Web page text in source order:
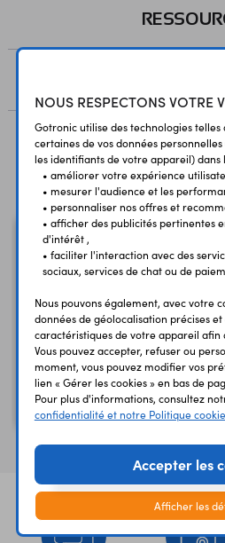
Vous avez
Anneau NeoPixel 12 leds
RGB ADA1643
NOUS RESPECTONS VOTRE
Gotronic utilise des technologies
certaines de vos données
les identifiants de votre appareil) dans
• améliorer votre expérience
• mesurer l'audience et les
• personnaliser nos offres et
• afficher des publicités pertinentes
d'intérêt ,
• faciliter l'interaction avec des
sociaux, services de chat ou de
Nous pouvons également, avec votre
données de géolocalisation précises
caractéristiques de votre appareil afin
Vous pouvez accepter, refuser ou
moment, vous pouvez modifier vos
lien « Gérer les cookies » en bas de
Pour plus d'informations, consultez
confidentialité et notre Politique
Accepter les
Afficher les